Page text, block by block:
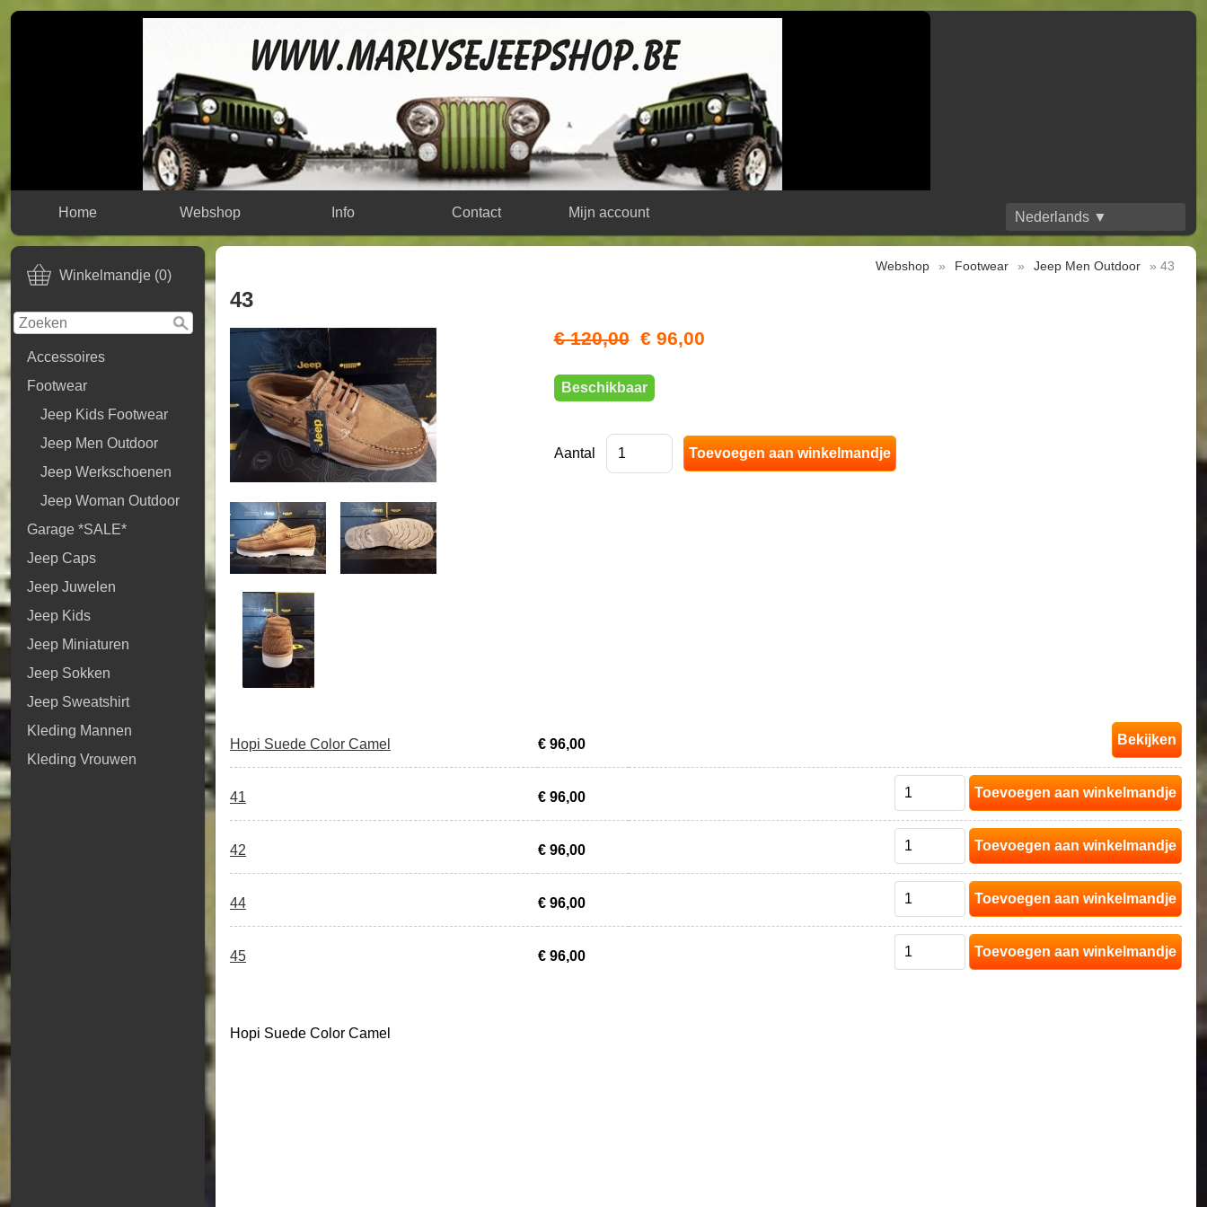
Nederlands ▼
Home Webshop Info Contact Mijn account
Winkelmandje (0)
Accessoires
Footwear
Jeep Kids Footwear
Jeep Men Outdoor
Jeep Werkschoenen
Jeep Woman Outdoor
Garage *SALE*
Jeep Caps
Jeep Juwelen
Jeep Kids
Jeep Miniaturen
Jeep Sokken
Jeep Sweatshirt
Kleding Mannen
Kleding Vrouwen
Webshop » Footwear » Jeep Men Outdoor » 43
43
€ 120,00 € 96,00
Beschikbaar
Aantal
Hopi Suede Color Camel € 96,00 Bekijken
41 € 96,00 Toevoegen aan winkelmandje
42 € 96,00 Toevoegen aan winkelmandje
44 € 96,00 Toevoegen aan winkelmandje
45 € 96,00 Toevoegen aan winkelmandje
Hopi Suede Color Camel